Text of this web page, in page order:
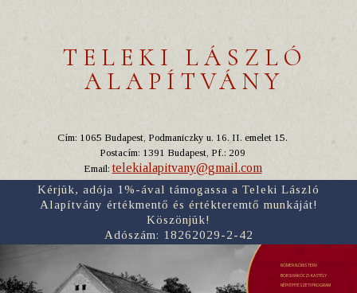
TELEKI LÁSZLÓ
ALAPÍTVÁNY
Cím: 1065 Budapest, Podmaniczky u. 16. II. emelet 15.
Postacím: 1391 Budapest, Pf.: 209
Email:telekialapitvany@gmail.com
Kérjük, adója 1%-ával támogassa a Teleki László
Alapítvány értékmentő és értékteremtő munkáját!
Köszönjük!
Adószám: 18262029-2-42
RÓMER FLÓRIS TERV
BORSI RÁKÓCZI-KASTÉLY
NÉPI ÉPÍTÉSZETI PROGRAM